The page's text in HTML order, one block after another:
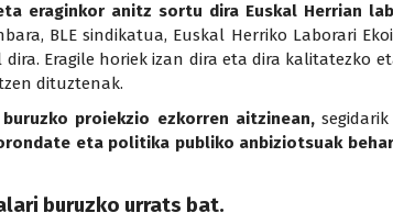
eraginkor anitz sortu dira Euskal Herrian
BLE sindikatua, Euskal Herriko Laborari
Eragile horiek izan dira eta dira kalitatezko
dituztenak.
proiekzio ezkorren aitzinean,
eta politika publiko anbiziotsuak
buruzko urrats bat.